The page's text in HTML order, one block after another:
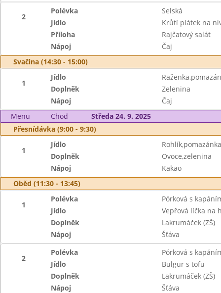
2
Polévka
Selská
Jídlo
Krůtí plátek na
Příloha
Rajčatový salát
Nápoj
Čaj
Svačina (14:30 - 15:00)
1
Jídlo
Doplněk
Zelenina
Nápoj
Čaj
Menu
Chod
Středa 24. 9. 2025
Přesnídávka (9:00 - 9:30)
1
Jídlo
Doplněk
Ovoce,zelenina
Nápoj
Kakao
Oběd (11:30 - 13:45)
1
Polévka
Pórková s
Jídlo
Vepřová líčka na
Doplněk
Lakrumáček (ZŠ)
Nápoj
Šťáva
2
Polévka
Pórková s
Jídlo
Bulgur s tofu
Doplněk
Lakrumáček (ZŠ)
Nápoj
Šťáva